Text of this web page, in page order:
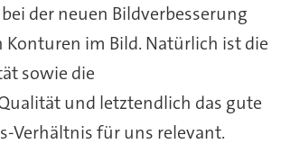
der neuen Bildverbesserung
Konturen im Bild. Natürlich ist die
sowie die
und letztendlich das gute
Verhältnis für uns relevant.